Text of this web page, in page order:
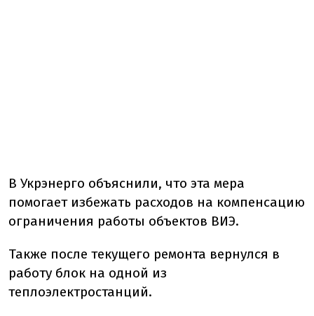
В Укрэнерго объяснили, что эта мера
помогает избежать расходов на компенсацию
ограничения работы объектов ВИЭ.
Также после текущего ремонта вернулся в
работу блок на одной из
теплоэлектростанций.